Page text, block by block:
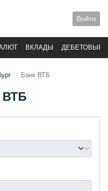
Войти
ВКЛАДЫ ДЕБЕТОВЫЕ
Банк ВТБ
ВТБ